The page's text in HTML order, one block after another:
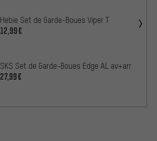
Hebie Set de Garde-Boues Viper T
12,99€
SKS Set de Garde-Boues Edge AL av+arr
27,99€